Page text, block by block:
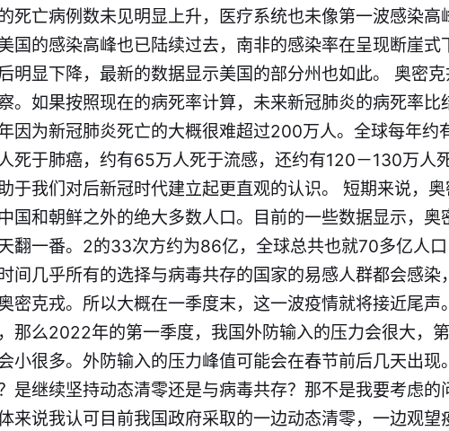
死亡病例数未见明显上升，医疗系统也未像第一波感染
国的感染高峰也已陆续过去，南非的感染率在呈现断崖
明显下降，最新的数据显示美国的部分州也如此。 奥密
。如果按照现在的病死率计算，未来新冠肺炎的病死率比
因为新冠肺炎死亡的大概很难超过200万人。全球每年约
死于肺癌，约有65万人死于流感，还约有120－130万人
于我们对后新冠时代建立起更直观的认识。 短期来说，
国和朝鲜之外的绝大多数人口。目前的一些数据显示，
翻一番。2的33次方约为86亿，全球总共也就70多亿人
间几乎所有的选择与病毒共存的国家的易感人群都会感
密克戎。所以大概在一季度末，这一波疫情就将接近尾
那么2022年的第一季度，我国外防输入的压力会很大，
小很多。外防输入​的压力峰值可能会在春节前后几天出
是继续坚持动态清零还是与病毒共存？那不是我要考虑
来说我认可目前我国政府采取的一边动态清零，一边观